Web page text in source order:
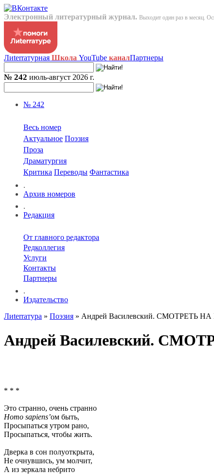
Электронный литературный журнал. Выходит один раз в месяц.
Лиterraтурная Школа YouTube каналПартнеры
№ 242 июль-август 2026 г.
№ 242
Весь номер
Актуальное Поэзия
Проза
Драматургия
Критика Переводы Фантастика
.
Архив номеров
.
Редакция
От главного редактора
Редколлегия
Услуги
Контакты
Партнеры
.
Издательство
Лиterraтура » Поэзия » Андрей Василевский. СМОТРЕТЬ
Андрей Василевский.
* * *
Это странно, очень странно
Homo sapiens’ом быть,
Просыпаться утром рано,
Просыпаться, чтобы жить.
Дверка в сон полуоткрыта,
Не очнувшись, ум молчит,
А из зеркала небрито